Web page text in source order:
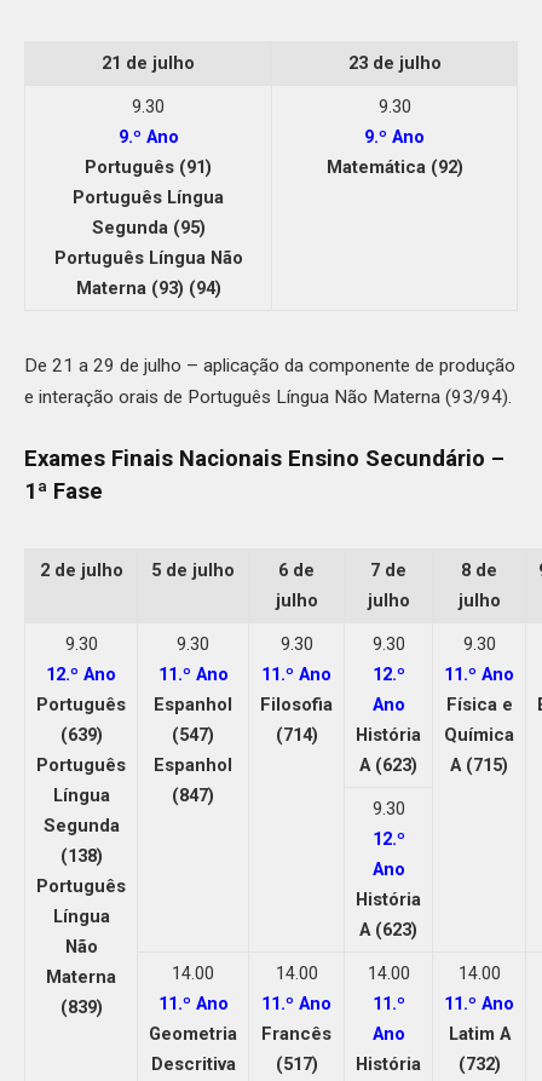
21 de julho
23 de julho
9.30
9.º Ano
Português (91)
Português Língua
Segunda (95)
Português Língua Não
Materna (93) (94)
9.30
9.º Ano
Matemática (92)
De 21 a 29 de julho – aplicação da componente de produção
e interação orais de Português Língua Não Materna (93/94).
Exames Finais Nacionais Ensino Secundário –
1ª Fase
2 de julho 5 de julho
6 de
julho
7 de
julho
8 de
julho
9.30
12.º Ano
Português
(639)
Português
Língua
Segunda
(138)
Português
Língua
Não
Materna
(839)
9.30
11.º Ano
Espanhol
(547)
Espanhol
(847)
9.30
11.º Ano
Filosofia
(714)
9.30
12.º
Ano
História
A (623)
9.30
11.º Ano
Física e
Química
A (715)
9.30
12.º
Ano
História
A (623)
14.00
11.º Ano
Geometria
Descritiva
14.00
11.º Ano
Francês
(517)
14.00
11.º
Ano
História
14.00
11.º Ano
Latim A
(732)